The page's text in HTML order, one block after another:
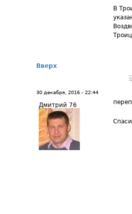
В
Вверх
30 декабря, 2016 - 22:44
Дмитрий 76